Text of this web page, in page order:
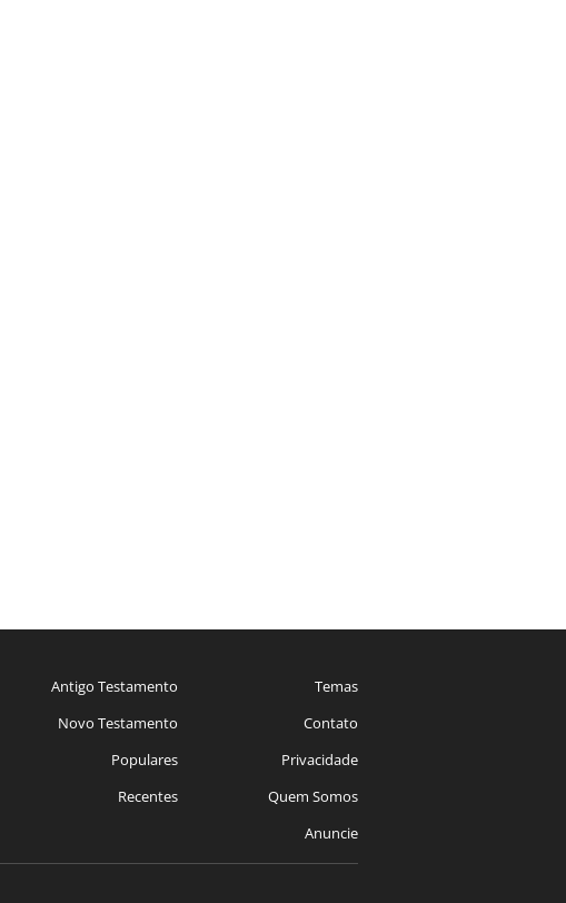
Antigo Testamento
Novo Testamento
Populares
Recentes
Temas
Contato
Privacidade
Quem Somos
Anuncie